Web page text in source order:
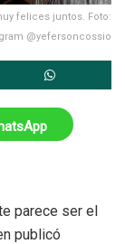
felices juntos. Foto:
@yefersoncossio
parece ser el
publicó